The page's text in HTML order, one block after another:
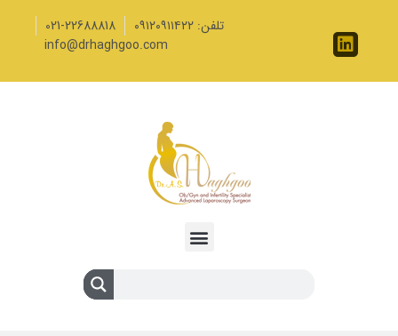
تلفن: ۰۹۱۲۰۹۱۱۴۲۲
021-22688818
info@drhaghgoo.com